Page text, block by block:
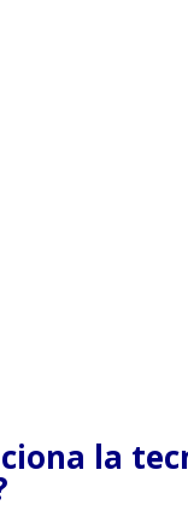
la